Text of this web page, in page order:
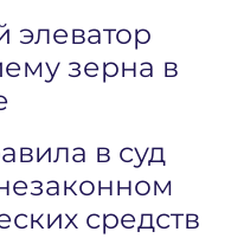
элеватор
зерна в
в суд
средств